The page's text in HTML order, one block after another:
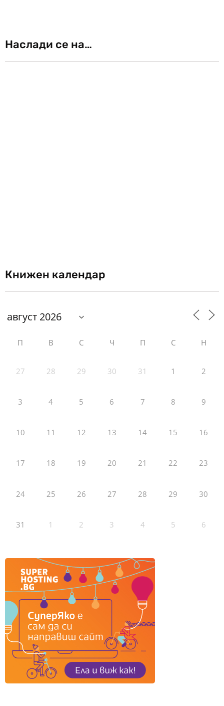
Наслади се на…
Книжен календар
П В С Ч П С Н
27 28 29 30 31 1 2
3 4 5 6 7 8 9
10 11 12 13 14 15 16
17 18 19 20 21 22 23
24 25 26 27 28 29 30
31 1 2 3 4 5 6